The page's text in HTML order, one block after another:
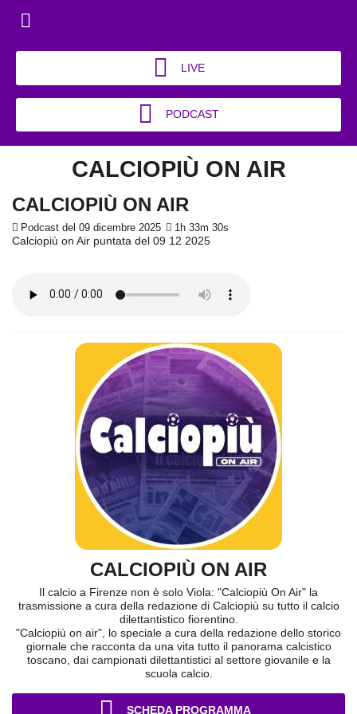
LIVE
PODCAST
CALCIOPIÙ ON AIR
CALCIOPIÙ ON AIR
Podcast del 09 dicembre 2025 1h 33m 30s
Calciopiù on Air puntata del 09 12 2025
CALCIOPIÙ ON AIR
Il calcio a Firenze non è solo Viola: "Calciopiù On Air" la
trasmissione a cura della redazione di Calciopiù su tutto il calcio
dilettantistico fiorentino.
"Calciopiù on air", lo speciale a cura della redazione dello storico
giornale che racconta da una vita tutto il panorama calcistico
toscano, dai campionati dilettantistici al settore giovanile e la
scuola calcio.
SCHEDA PROGRAMMA